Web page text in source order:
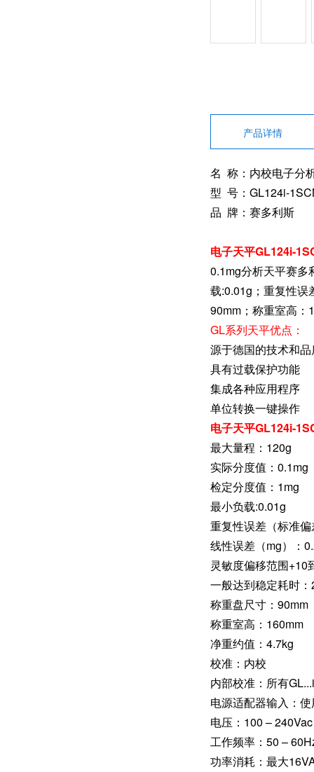
产品详情
名 称：内校电子分
型 号：GL124i-
品 牌：赛多利斯
电子天平GL124i-
0.1mg分析天平赛多
载:0.01g；重复性误
90mm；称重室高：
GL系列天平优点：
源于德国的技术和品
具有过载保护功能
集成各种应用程序
单位转换一键操作
电子天平GL124i-
最大量程：120g
实际分度值：0.1mg
检定分度值：1mg
最小负载:0.01g
重复性误差（标准偏
线性误差（mg）：
灵敏度偏移范围
一般达到稳定耗时
称重盘尺寸：90mm
称重室高：160mm
净重约值：4.7kg
校准：内校
内部校准：所有
电源适配器输入：
电压：100 –
工作频率：50 –
功率消耗：最大